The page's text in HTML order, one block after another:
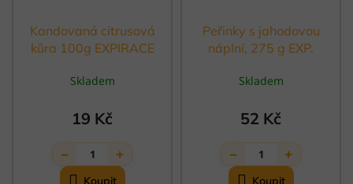
Kandovaná citrusová
kůra 100g EXPIRACE
Skladem
19 Kč
− 1 +
Peřinky s jahodovou
náplní, 275 g EXP.
Skladem
52 Kč
− 1 +